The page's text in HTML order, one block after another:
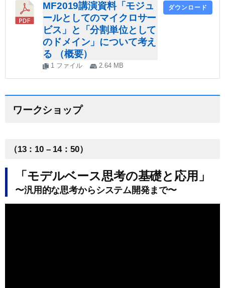
MF2019講演資料「モジュ
ールとしてのマイクロサー
ビス」と「分割単位として
のドメイン」について考え
る （概要）
1 ファイル 2.64 MB
ダウンロード
ワークショップ
（13：10 – 14：50）
「モデルベース思考の基礎と応用」
〜汎用的な思考からシステム開発まで〜